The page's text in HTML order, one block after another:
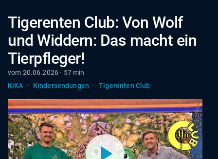
Tigerenten Club: Von Wolf
und Widdern: Das macht ein
Tierpfleger!
vom 20.06.2026 · 57 min
KiKA
· Kindersendungen · Tigerenten Club